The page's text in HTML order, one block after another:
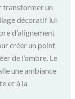
transformer un
décoratif lui
d’alignement
créer un point
de l’ombre. Le
une ambiance
et à la